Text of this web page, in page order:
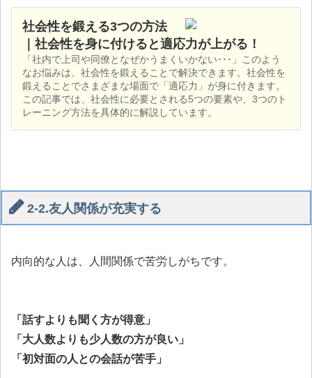
社会性を鍛える3つの方法
｜社会性を身に付けると適応力が上がる！
「社内で上司や同僚となぜかうまくいかない･･･」このよう
なお悩みは、社会性を鍛えることで解決できます。社会性を
鍛えることでさまざまな場面で「適応力」が身に付きます。
この記事では、社会性に必要とされる5つの要素や、3つのト
レーニング方法を具体的に解説しています。
2-2.友人関係が充実する
内向的な人は、人間関係で苦労しがちです。
「話すよりも聞く方が得意」
「大人数よりも少人数の方が良い」
「初対面の人との会話が苦手」